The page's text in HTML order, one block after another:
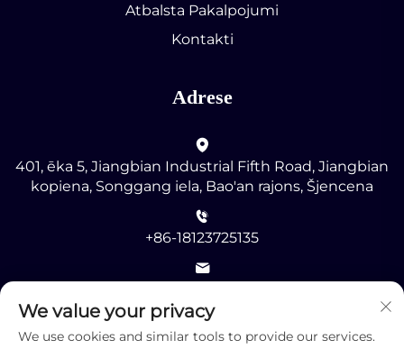
Atbalsta Pakalpojumi
Kontakti
Adrese
401, ēka 5, Jiangbian Industrial Fifth Road, Jiangbian
kopiena, Songgang iela, Bao'an rajons, Šjencena
+86-18123725135
We value your privacy
We use cookies and similar tools to provide our services.